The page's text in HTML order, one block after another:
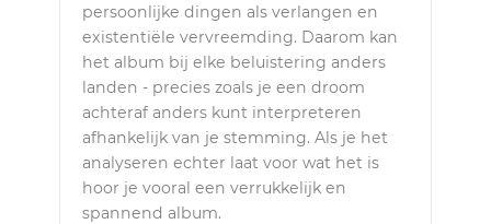
persoonlijke dingen als verlangen en
existentiële vervreemding. Daarom kan
het album bij elke beluistering anders
landen - precies zoals je een droom
achteraf anders kunt interpreteren
afhankelijk van je stemming. Als je het
analyseren echter laat voor wat het is
hoor je vooral een verrukkelijk en
spannend album.